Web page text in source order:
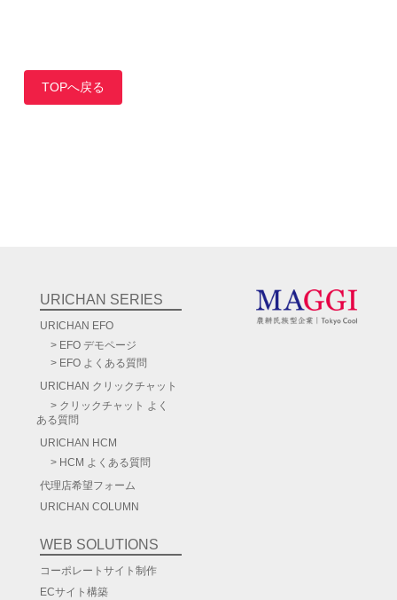
TOPへ戻る
URICHAN SERIES
URICHAN EFO
EFO デモページ
EFO よくある質問
URICHAN クリックチャット
クリックチャット よく
ある質問
URICHAN HCM
HCM よくある質問
代理店希望フォーム
URICHAN COLUMN
WEB SOLUTIONS
コーポレートサイト制作
ECサイト構築